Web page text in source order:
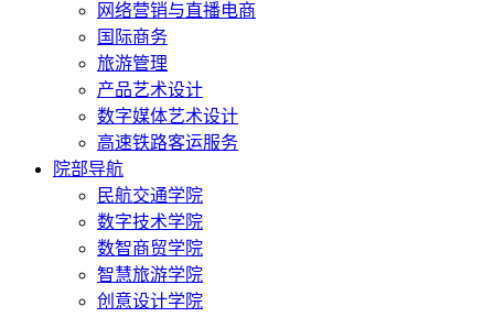
网络营销与直播电商
国际商务
旅游管理
产品艺术设计
数字媒体艺术设计
高速铁路客运服务
院部导航
民航交通学院
数字技术学院
数智商贸学院
智慧旅游学院
创意设计学院